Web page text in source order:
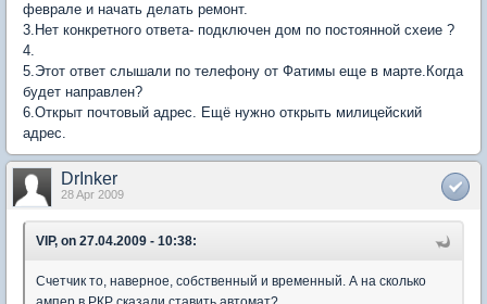
феврале и начать делать ремонт.
3.Нет конкретного ответа- подключен дом по постоянной схеие ?
4.
5.Этот ответ слышали по телефону от Фатимы еще в марте.Когда
будет направлен?
6.Открыт почтовый адрес. Ещё нужно открыть милицейский
адрес.
DrInker
28 Apr 2009
VIP, on 27.04.2009 - 10:38:
Счетчик то, наверное, собственный и временный. А на сколько